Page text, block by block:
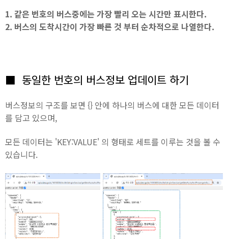
1. 같은 번호의 버스중에는 가장 빨리 오는 시간만 표시한다.
2. 버스의 도착시간이 가장 빠른 것 부터 순차적으로 나열한다.
■ 동일한 번호의 버스정보 업데이트 하기
버스정보의 구조를 보면 {} 안에 하나의 버스에 대한 모든 데이터
를 담고 있으며,
모든 데이터는 'KEY:VALUE' 의 형태로 세트를 이루는 것을 볼 수
있습니다.